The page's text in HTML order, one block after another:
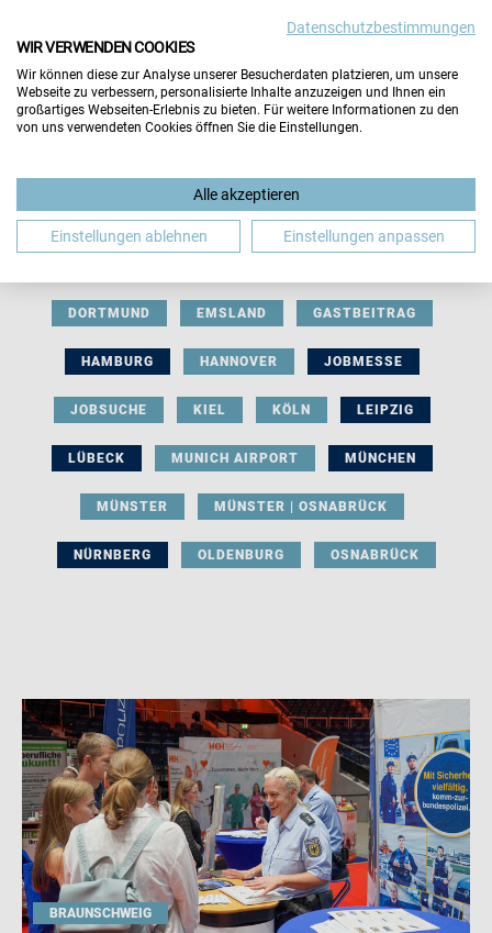
BERUFLICHE ORIENTIERUNG BEWERBUNG
DORTMUND EMSLAND GASTBEITRAG
HAMBURG HANNOVER JOBMESSE
JOBSUCHE KIEL KÖLN LEIPZIG
LÜBECK MUNICH AIRPORT MÜNCHEN
MÜNSTER MÜNSTER | OSNABRÜCK
NÜRNBERG OLDENBURG OSNABRÜCK
BRAUNSCHWEIG
Datenschutzbestimmungen
WIR VERWENDEN COOKIES
Wir können diese zur Analyse unserer Besucherdaten platzieren, um unsere
Webseite zu verbessern, personalisierte Inhalte anzuzeigen und Ihnen ein
großartiges Webseiten-Erlebnis zu bieten. Für weitere Informationen zu den
von uns verwendeten Cookies öffnen Sie die Einstellungen.
Alle akzeptieren
Einstellungen ablehnen Einstellungen anpassen